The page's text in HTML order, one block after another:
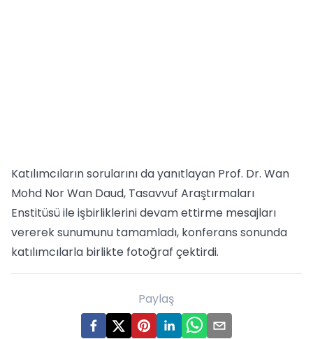
Katılımcıların sorularını da yanıtlayan Prof. Dr. Wan
Mohd Nor Wan Daud, Tasavvuf Araştırmaları
Enstitüsü ile işbirliklerini devam ettirme mesajları
vererek sunumunu tamamladı, konferans sonunda
katılımcılarla birlikte fotoğraf çektirdi.
Paylaş